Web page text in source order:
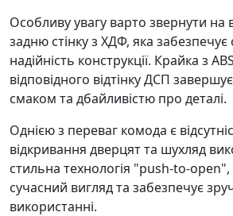
Особливу увагу варто звернути на
задню стінку з ХДФ, яка забезпечує
надійність конструкції. Крайка з
відповідного відтінку ДСП
смаком та дбайливістю про деталі.
Однією з переваг комода є
відкривання дверцят та шухляд
стильна технологія "push-to-
сучасний вигляд та забезпечує
використанні.